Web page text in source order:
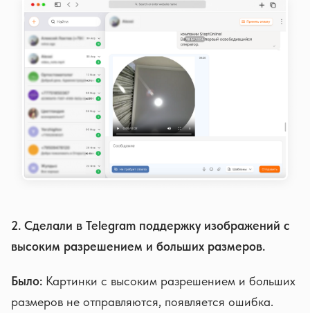
2. Сделали в Telegram поддержку изображений с
высоким разрешением и больших размеров.
Было: Картинки с высоким разрешением и больших
размеров не отправляются, появляется ошибка.